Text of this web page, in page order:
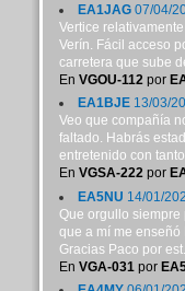
EA1JAG07/04/
Vertice
Verín. Fácil acceso
carretera que sube
En VGOU-112por
EA1BJE13/03/
Veo que compañía
faltado. Habrás
entretenido con
En VGSA-222por
EA5NU 14/01/
Que orgullo siempre
que a mí me enseñó
Gracias Paco por est...
En VGA-031 por